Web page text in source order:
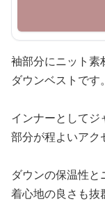
袖部分にニット素
ダウンベストです。
インナーとしてジ
部分が程よいアク
ダウンの保温性と
着心地の良さも抜